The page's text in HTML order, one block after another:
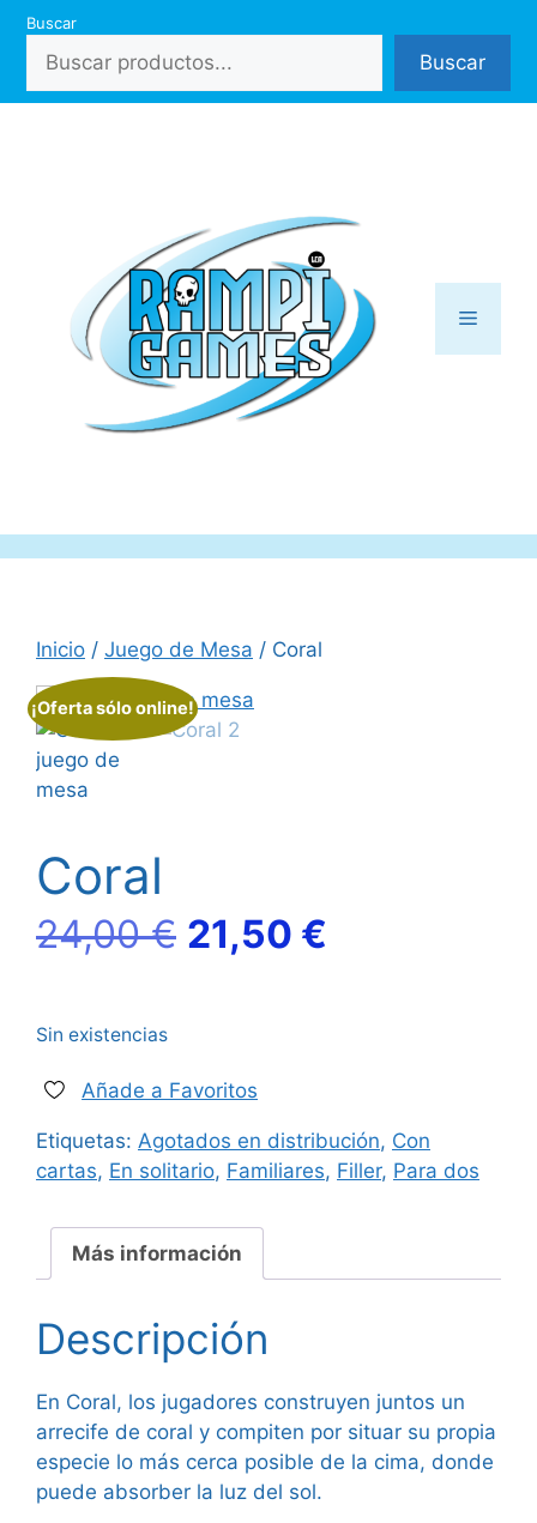
Saltar
contenido
Buscar
Buscar
Menú
Inicio / Juego de Mesa / Coral
¡Oferta sólo online!
Coral
24,00€ El
era:
24,00 €.
21,50 €
21,50 €.
Sin existencias
Añade a Favoritos
Etiquetas: Agotados en distribución, Con
cartas, En solitario, Familiares, Filler, Para dos
Más información
Descripción
En Coral, los jugadores construyen juntos un
arrecife de coral y compiten por situar su propia
especie lo más cerca posible de la cima, donde
puede absorber la luz del sol.